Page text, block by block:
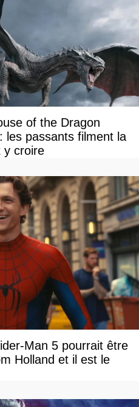
of the Dragon
les passants filment la
y croire
Man 5 pourrait être
Holland et il est le